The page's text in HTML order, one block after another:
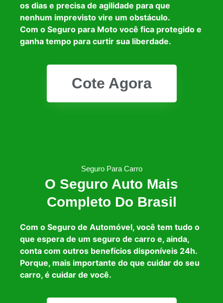
os dias e precisa de agilidade para que
nenhum imprevisto vire um obstáculo.
Com o Seguro para Moto você fica protegido e
ganha tempo para curtir sua liberdade.
Cote Agora
Seguro Para Carro
O Seguro Auto Mais
Completo Do Brasil
Com o Seguro de Automóvel, você tem tudo o
que espera de um seguro de carro e, ainda,
conta com outros benefícios disponíveis 24h.
Porque, mais importante do que cuidar do seu
carro, é cuidar de você.